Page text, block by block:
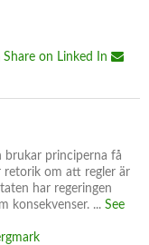
Share on Linked In
brukar principerna få
retorik om att regler är
har regeringen
konsekvenser. ... See